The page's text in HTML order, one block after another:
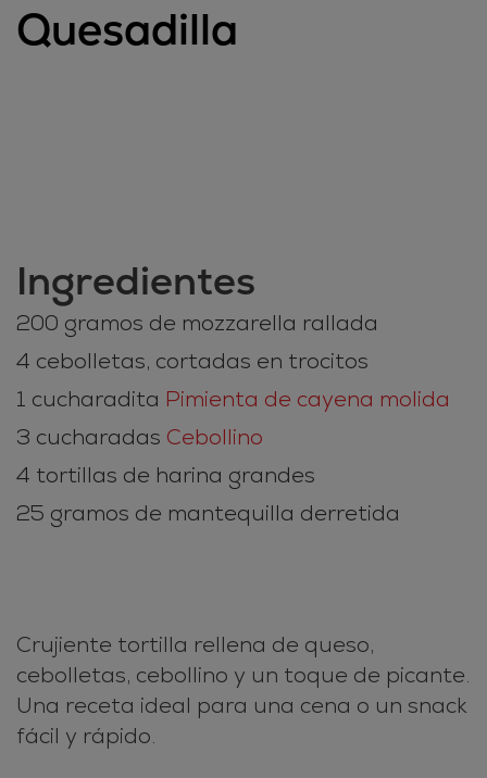
Quesadilla
Ingredientes
200 gramos de mozzarella rallada
4 cebolletas, cortadas en trocitos
1 cucharadita Pimienta de cayena molida
3 cucharadas Cebollino
4 tortillas de harina grandes
25 gramos de mantequilla derretida
Crujiente tortilla rellena de queso,
cebolletas, cebollino y un toque de picante.
Una receta ideal para una cena o un snack
fácil y rápido.